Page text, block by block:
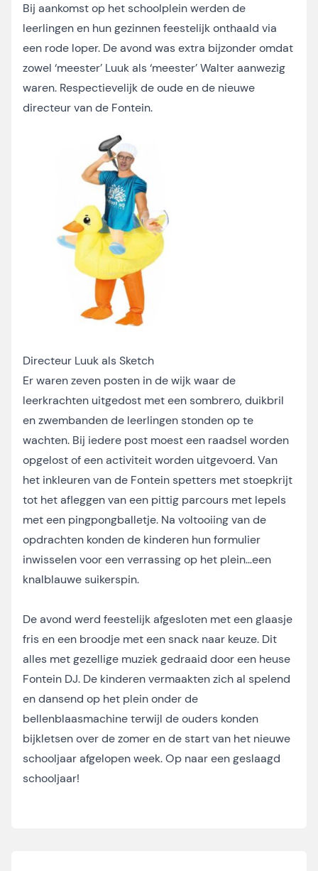
Bij aankomst op het schoolplein werden de
leerlingen en hun gezinnen feestelijk onthaald via
een rode loper. De avond was extra bijzonder omdat
zowel ‘meester’ Luuk als ‘meester’ Walter aanwezig
waren. Respectievelijk de oude en de nieuwe
directeur van de Fontein.
Directeur Luuk als Sketch
Er waren zeven posten in de wijk waar de
leerkrachten uitgedost met een sombrero, duikbril
en zwembanden de leerlingen stonden op te
wachten. Bij iedere post moest een raadsel worden
opgelost of een activiteit worden uitgevoerd. Van
het inkleuren van de Fontein spetters met stoepkrijt
tot het afleggen van een pittig parcours met lepels
met een pingpongballetje. Na voltooiing van de
opdrachten konden de kinderen hun formulier
inwisselen voor een verrassing op het plein…een
knalblauwe suikerspin.
De avond werd feestelijk afgesloten met een glaasje
fris en een broodje met een snack naar keuze. Dit
alles met gezellige muziek gedraaid door een heuse
Fontein DJ. De kinderen vermaakten zich al spelend
en dansend op het plein onder de
bellenblaasmachine terwijl de ouders konden
bijkletsen over de zomer en de start van het nieuwe
schooljaar afgelopen week. Op naar een geslaagd
schooljaar!